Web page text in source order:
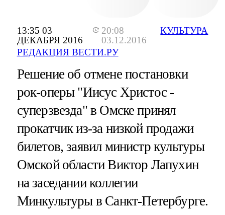
13:35 03
ДЕКАБРЯ 2016
20:08
03.12.2016
РЕДАКЦИЯ ВЕСТИ.РУ
КУЛЬТУРА
Решение об отмене постановки
рок-оперы "Иисус Христос -
суперзвезда" в Омске принял
прокатчик из-за низкой продажи
билетов, заявил министр культуры
Омской области Виктор Лапухин
на заседании коллегии
Минкультуры в Санкт-Петербурге.